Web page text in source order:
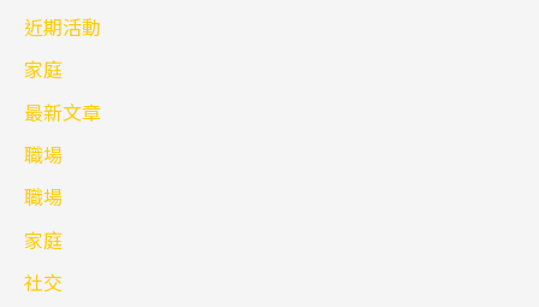
近期活動
家庭
最新文章
職場
職場
家庭
社交